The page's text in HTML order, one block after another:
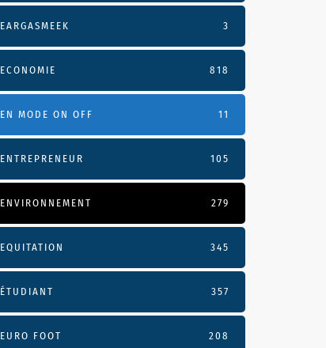
EARGASMEEK 3
ECONOMIE 818
EN MODE ON OFF 11
ENTREPRENEUR 105
ENVIRONNEMENT 279
EQUITATION 345
ÉTUDIANT 357
EURO FOOT 208